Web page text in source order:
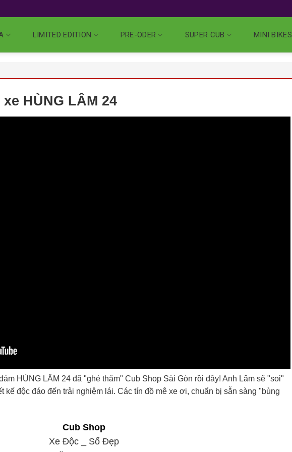
LIMITED EDITION PRE-ODER SUPER CUB MINI BIKES
HÙNG LÂM 24
HÙNG LÂM 24 đã "ghé thăm" Cub Shop Sài Gòn rồi đây! Anh Lâm sẽ "soi"
kế độc đáo đến trải nghiệm lái. Các tín đồ mê xe ơi, chuẩn bị sẵn sàng "bùng
Cub Shop
Xe Độc _ Số Đẹp